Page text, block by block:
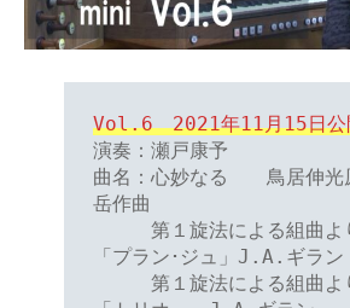
Vol.6　2021年11月15日公
演奏：瀬戸康予
曲名：心妙なる　　鳥居伸光
岳作曲
第１旋法による組曲よ
「プラン･ジュ」J.A.ギラン
第１旋法による組曲よ